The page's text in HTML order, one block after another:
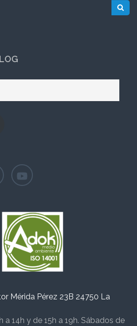
Mérida Pérez 23B 24750 La
a 14h y de 15h a 19h. Sábados de